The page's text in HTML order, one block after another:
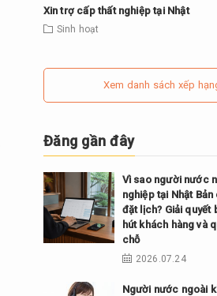
Xin trợ cấp thất nghiệp tại Nhật
Sinh hoạt
Xem danh sách xếp
Đăng gần đây
Vì sao người nước
nghiệp tại Nhật
đặt lịch? Giải quyết
hút khách hàng và
chỗ
2026.07.24
Người nước ngoài